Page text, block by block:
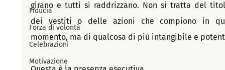
Fiducia
Forza di volontà
Celebrazioni
Motivazione
girano e tutti si raddrizzano. Non si tratta del
dei vestiti o delle azioni che compiono in
momento, ma di qualcosa di più intangibile e